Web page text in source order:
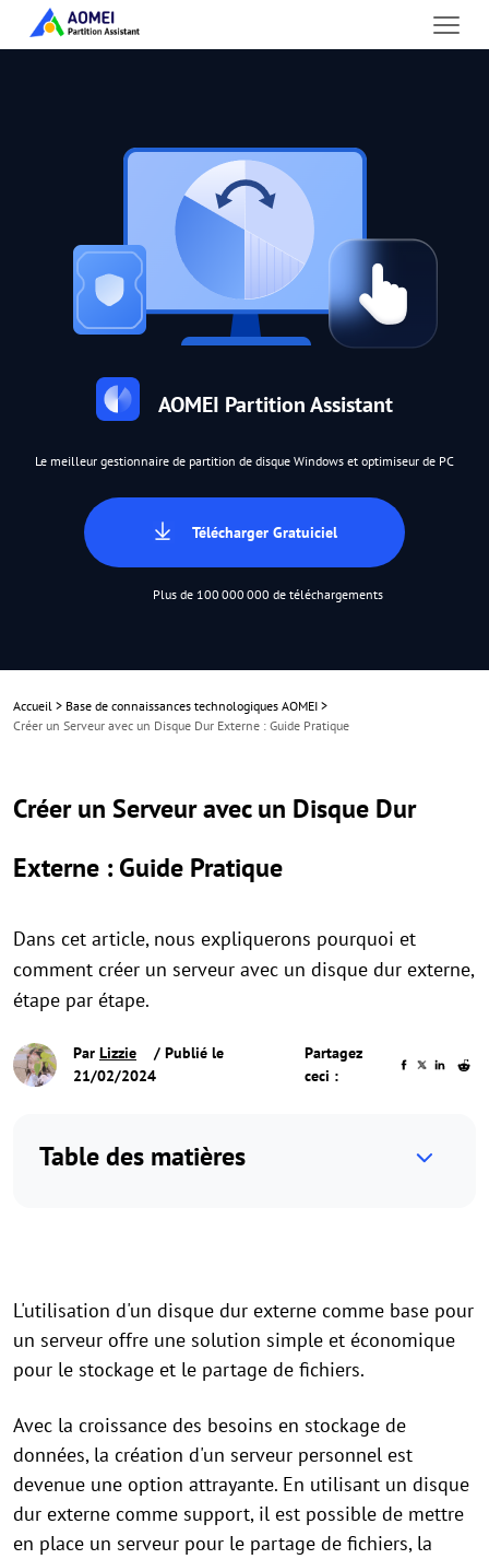
AOMEI Partition Assistant
Le meilleur gestionnaire de partition de disque Windows et optimiseur de PC
Télécharger Gratuiciel
Plus de 100 000 000 de téléchargements
Accueil > Base de connaissances technologiques AOMEI >
Créer un Serveur avec un Disque Dur Externe : Guide Pratique
Créer un Serveur avec un Disque Dur
Externe : Guide Pratique
Dans cet article, nous expliquerons pourquoi et
comment créer un serveur avec un disque dur externe,
étape par étape.
Par Lizzie
/ Publié le
21/02/2024
Partagez
ceci :
Table des matières
L'utilisation d'un disque dur externe comme base pour
un serveur offre une solution simple et économique
pour le stockage et le partage de fichiers.
Avec la croissance des besoins en stockage de
données, la création d'un serveur personnel est
devenue une option attrayante. En utilisant un disque
dur externe comme support, il est possible de mettre
en place un serveur pour le partage de fichiers, la